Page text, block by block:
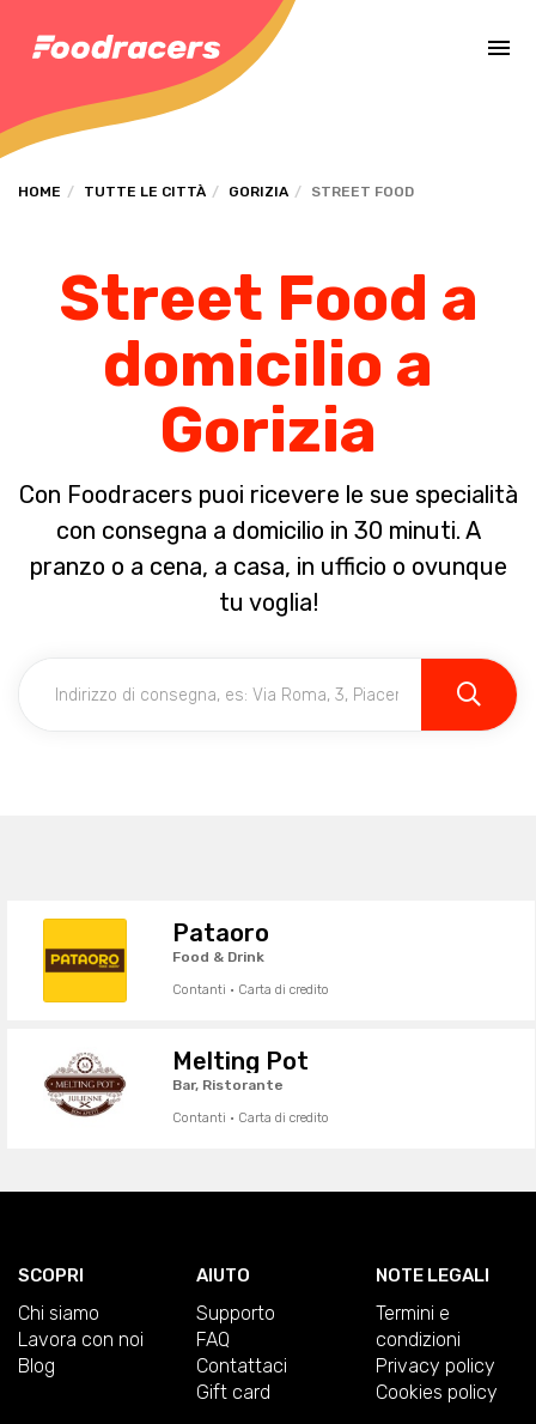
HOME TUTTE LE CITTÀ GORIZIA STREET FOOD
Street Food a
domicilio a
Gorizia
Con Foodracers puoi ricevere le sue specialità
con consegna a domicilio in 30 minuti. A
pranzo o a cena, a casa, in ufficio o ovunque
tu voglia!
Pataoro
Food & Drink
Contanti · Carta di credito
Melting Pot
Bar, Ristorante
Contanti · Carta di credito
SCOPRI
Chi siamo
Lavora con noi
Blog
AIUTO
Supporto
FAQ
Contattaci
Gift card
NOTE LEGALI
Termini e
condizioni
Privacy policy
Cookies policy